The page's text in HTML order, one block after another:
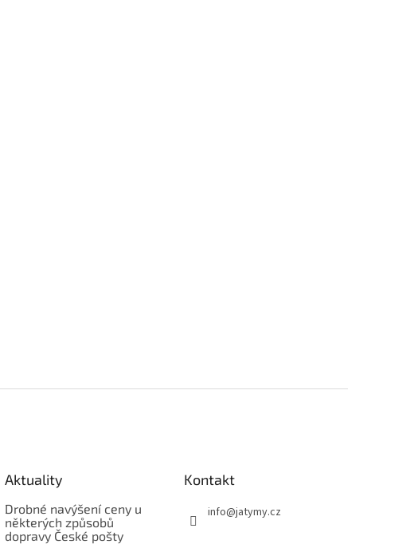
Aktuality
Drobné navýšení ceny u
některých způsobů
dopravy České pošty
Kontakt
info@jatymy.cz